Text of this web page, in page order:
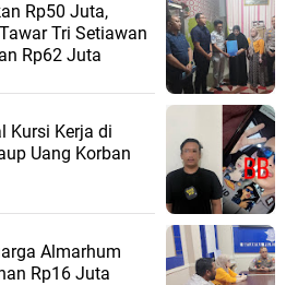
Rp50 Juta,
Tri Setiawan
Rp62 Juta
Kursi Kerja di
Uang Korban
Almarhum
Rp16 Juta